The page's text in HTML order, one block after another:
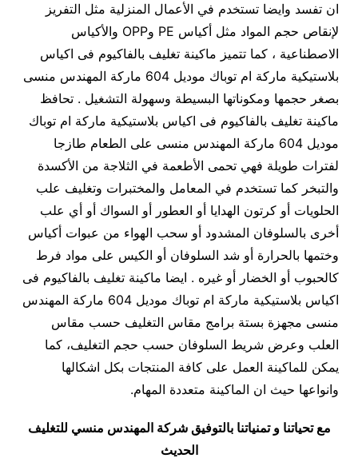
ان تفسد وايضا تستخدم في الأعمال المنزلية مثل التفريز
لإنقاص حجم المواد مثل أكياس PE وOPP والأكياس
الاصطناعية ، كما تتميز ماكينة تغليف بالفاكيوم فى اكياس
بلاستيكية ماركة ام توباك موديل 604 ماركة المهندس منسى
بصغر حجمها ومكوناتها البسيطة وسهولة التشغيل . تحافظ
ماكينة تغليف بالفاكيوم فى اكياس بلاستيكية ماركة ام توباك
موديل 604 ماركة المهندس منسى على الطعام طازجا
لفترات طويلة فهي تحمى الأطعمة في الثلاجة من الأكسدة
والتبخر كما تستخدم في المعامل والمختبرات وتغليف علب
الحلويات أو كرتون الهدايا أو العطور أو السواك أو أي علب
أخرى بالسلوفان المشدود أو سحب الهواء من عبوات أكياس
وختمها بالحرارة أو شد السلوفان أو الكيس على مواد فرط
كالحبوب أو الخضار أو غيره . ايضا ماكينة تغليف بالفاكيوم فى
اكياس بلاستيكية ماركة ام توباك موديل 604 ماركة المهندس
منسى مجهزة بستة برامج مقاس التغليف حسب مقاس
العلب وعرض شريط السلوفان حسب حجم التغليف، كما
يمكن للماكينة العمل على كافة المنتجات بكل اشكالها
وانواعها حيث ان الماكينة متعددة المهام.
مع تحياتنا و تمنياتنا بالتوفيق شركة المهندس منسي للتغليف
الحديث